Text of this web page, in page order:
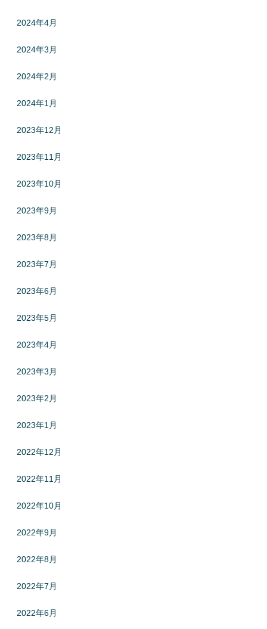
2024年4月
2024年3月
2024年2月
2024年1月
2023年12月
2023年11月
2023年10月
2023年9月
2023年8月
2023年7月
2023年6月
2023年5月
2023年4月
2023年3月
2023年2月
2023年1月
2022年12月
2022年11月
2022年10月
2022年9月
2022年8月
2022年7月
2022年6月